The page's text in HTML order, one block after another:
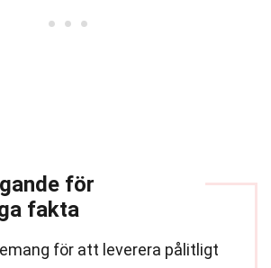
för
fakta
för att leverera pålitligt